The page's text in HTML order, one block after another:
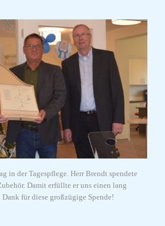
in der Tagespflege. Herr Brendt spendete
Damit erfüllte er uns einen lang
für diese großzügige Spende!